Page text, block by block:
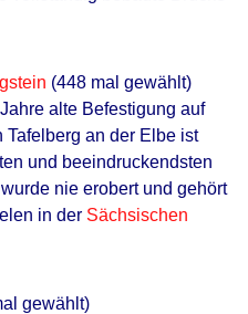
(448 mal gewählt)
alte Befestigung auf
Tafelberg an der Elbe ist
und beeindruckendsten
nie erobert und gehört
in der Sächsischen
gewählt)